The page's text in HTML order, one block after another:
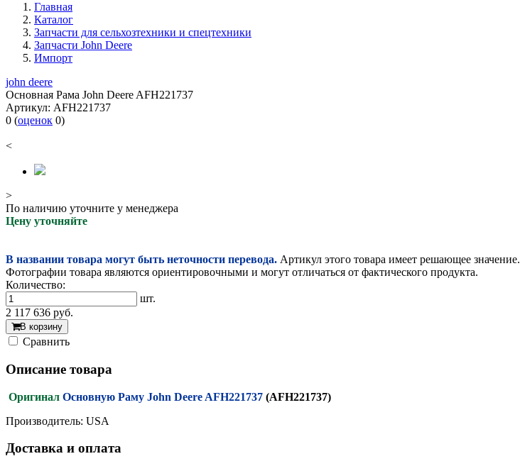
Главная
Каталог
Запчасти для сельхозтехники и спецтехники
Запчасти John Deere
Импорт
john deere
Основная Рама John Deere AFH221737
Артикул: AFH221737
0 (оценок 0)
<
>
По наличию уточните у менеджера
Цену уточняйте
В названии товара могут быть неточности перевода. Артикул этого товара имеет решающее значение.
Фотографии товара являются ориентировочными и могут отличаться от фактического продукта.
Количество:
шт.
2 117 636 руб.
В корзину
Cравнить
Описание товара
Оригинал Основную Раму John Deere AFH221737 (AFH221737)
Производитель: USA
Доставка и оплата